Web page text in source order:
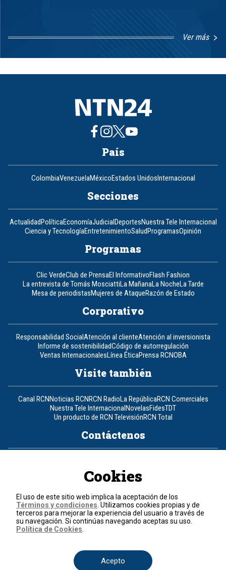
Ver más
1
8
País
ColombiaVenezuelaMéxicoEstados UnidosInternacional
Secciones
ActualidadPolíticaEconomíaJudicialDeportesNuestra Tele Internacional
Ciencia y TecnologíaEntretenimientoSaludProgramasOpinión
Programas
Clic VerdeClub de PrensaEl InformativoFlash Fashion
La entrevista de Tomás MosciattiLa MañanaLa NocheLa Tarde
Mesa de periodistasMujeres de AtaqueRazón de Estado
Corporativo
Responsabilidad SocialAtención al clienteAtención al inversionista
Informe de sostenibilidadCódigo de autorregulación
Ventas InternacionalesLínea ÉticaPrensa RCNOBA
Visite también
Canal RCNNoticias RCNRCN RadioLa RepúblicaRCN Comerciales
Nuestra Tele InternacionalNovelasFidesTDT
Un producto de RCN TelevisiónRCN Total
Contáctenos
Política de cookies
Términos y condiciones
© 2026, RCN Medios.
Todos los derechos reservados.
Cookies
El uso de este sitio web implica la aceptación de los
Términos y condiciones . Utilizamos cookies propias y de
terceros para mejorar la experiencia del usuario a través de
su navegación. Si continúas navegando aceptas su uso.
Política de Cookies
Acepto